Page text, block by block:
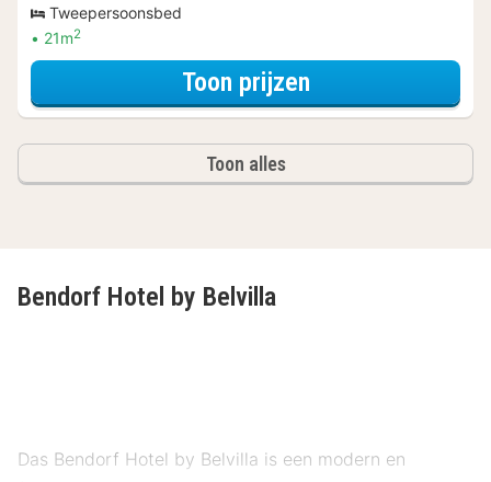
Tweepersoonsbed
21m2
Toon prijzenvoor Deluxe
Toon alles
Bendorf Hotel by Belvilla
Das Bendorf Hotel by Belvilla is een modern en